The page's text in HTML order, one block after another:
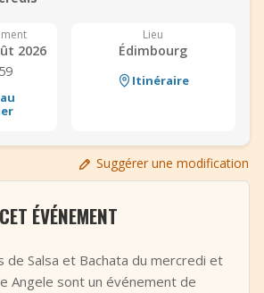
2026
Lieu
Édimbourg
Itinéraire
Suggérer une modification
ÉVÉNEMENT
de Salsa et Bachata du mercredi et
Angele sont un événement de